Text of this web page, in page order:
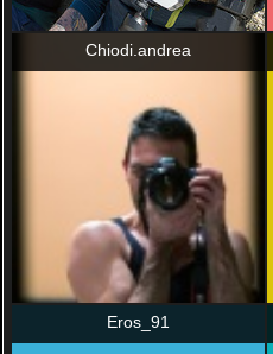
Chiodi.andrea
Eros_91